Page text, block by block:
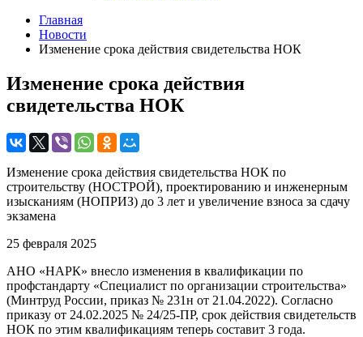
Главная
Новости
Изменение срока действия свидетельства НОК
Изменение срока действия
свидетельства НОК
Изменение срока действия свидетельства НОК по
строительству (НОСТРОЙ), проектированию и инженерным
изысканиям (НОПРИЗ) до 3 лет и увеличение взноса за сдачу
экзамена
25 февраля 2025
АНО «НАРК» внесло изменения в квалификации по
профстандарту «Специалист по организации строительства»
(Минтруд России, приказ № 231н от 21.04.2022). Согласно
приказу от 24.02.2025 № 24/25-ПР, срок действия свидетельств
НОК по этим квалификациям теперь составит 3 года.